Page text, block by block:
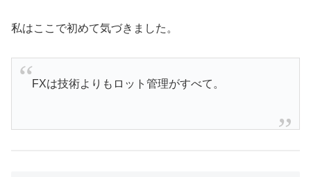
私はここで初めて気づきました。
FXは技術よりもロット管理がすべて。